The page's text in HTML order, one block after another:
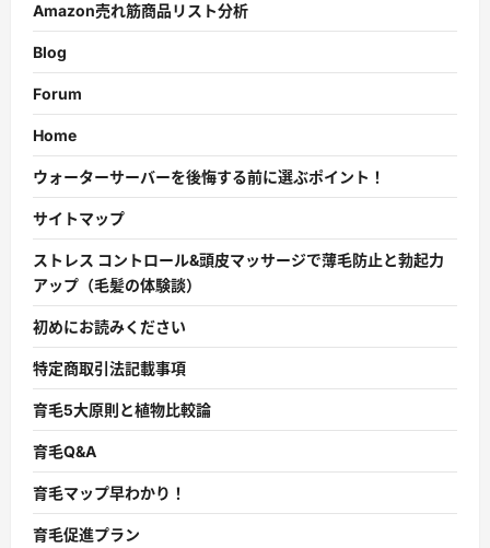
Amazon売れ筋商品リスト分析
Blog
Forum
Home
ウォーターサーバーを後悔する前に選ぶポイント！
サイトマップ
ストレス コントロール&頭皮マッサージで薄毛防止と勃起力
アップ（毛髪の体験談）
初めにお読みください
特定商取引法記載事項
育毛5大原則と植物比較論
育毛Q&A
育毛マップ早わかり！
育毛促進プラン